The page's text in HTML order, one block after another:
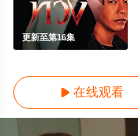
更新至第16集
 在线观看